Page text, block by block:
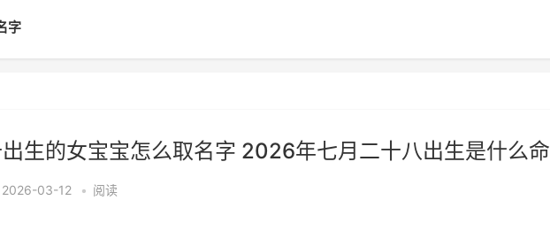
字
生的女宝宝怎么取名字 2026年七月二十八出生是什么命
2026-03-12 • 阅读